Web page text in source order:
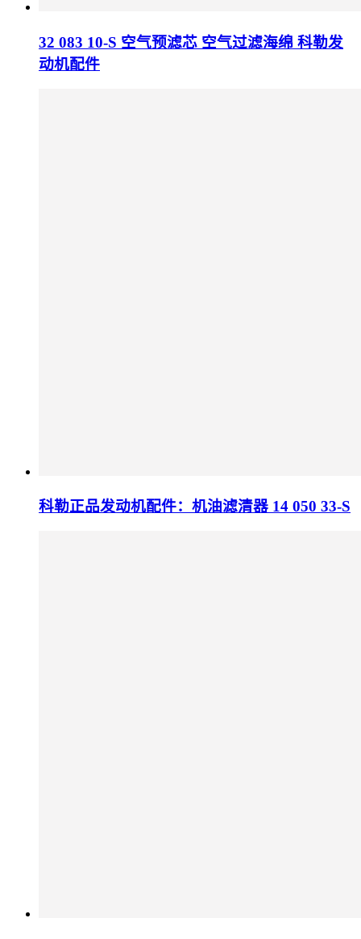
32 083 10-S 空气预滤芯 空气过滤海绵 科勒发
动机配件
科勒正品发动机配件：机油滤清器 14 050 33-S